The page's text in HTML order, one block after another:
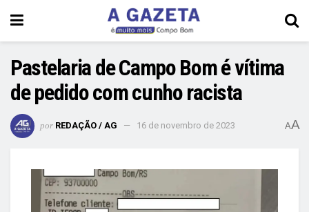
Pastelaria de Campo Bom é vítima
de pedido com cunho racista
por REDAÇÃO / AG 16 de novembro de 2023 AA